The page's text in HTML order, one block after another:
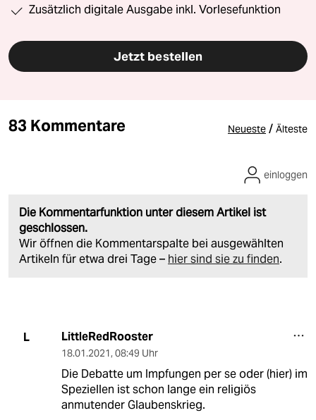
Zusätzlich digitale Ausgabe inkl. Vorlesefunktion
Jetzt bestellen
83 Kommentare Neueste / Älteste
Die Kommentarfunktion unter diesem Artikel ist
geschlossen.
Wir öffnen die Kommentarspalte bei ausgewählten
Artikeln für etwa drei Tage – hier sind sie zu finden.
einloggen
L LittleRedRooster
18.01.2021, 08:49 Uhr
Die Debatte um Impfungen per se oder (hier) im
Speziellen ist schon lange ein religiös
anmutender Glaubenskrieg.